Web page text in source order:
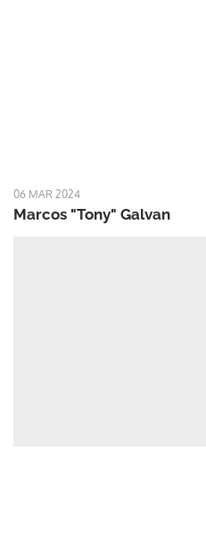
06 MAR 2024
Marcos "Tony" Galvan